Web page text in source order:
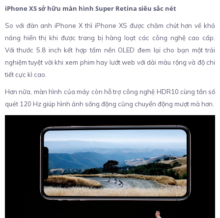
iPhone XS sở hữu màn hình Super Retina siêu sắc nét
So với đàn anh iPhone X thì iPhone XS được chăm chút hơn về khả
năng hiển thị khi được trang bị hàng loạt các công nghệ cao cấp.
Với thước 5.8 inch kết hợp tấm nền OLED đem lại cho bạn một trải
nghiệm tuyệt vời khi xem phim hay lướt web với dải màu rộng và độ chi
tiết cực kì cao.
Hơn nữa, màn hình của máy còn hỗ trợ công nghệ HDR10 cùng tần số
quét 120 Hz giúp hình ảnh sống động cũng chuyển động mượt mà hơn.